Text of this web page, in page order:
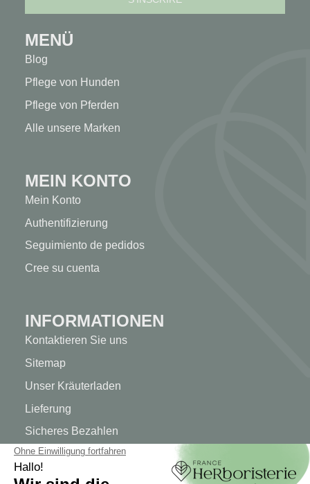
MENÜ
Blog
Pflege von Hunden
Pflege von Pferden
Alle unsere Marken
MEIN KONTO
Mein Konto
Authentifizierung
Seguimiento de pedidos
Cree su cuenta
INFORMATIONEN
Kontaktieren Sie uns
Sitemap
Unser Kräuterladen
Lieferung
Sicheres Bezahlen